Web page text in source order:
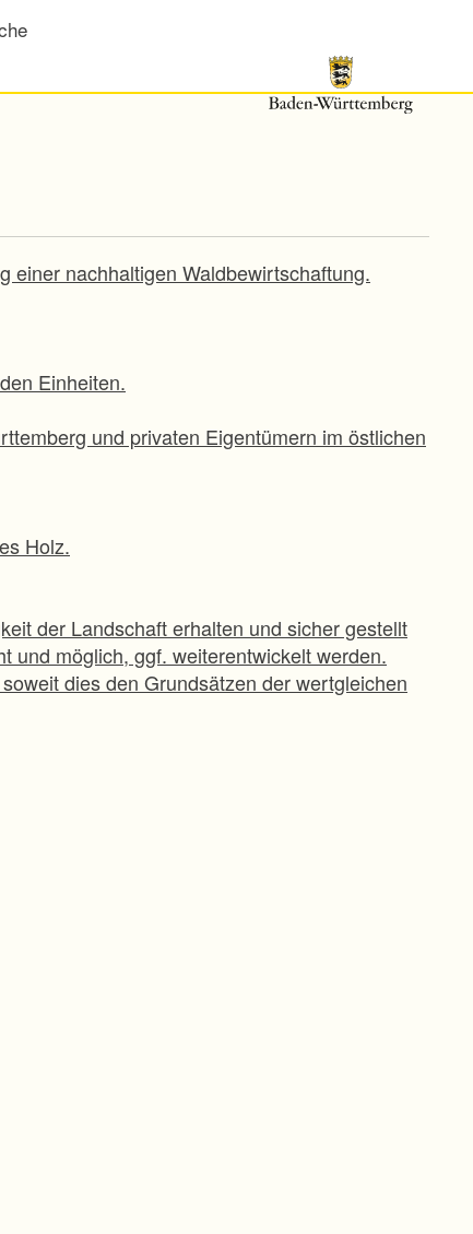
einer nachhaltigen Waldbewirtschaftung.
Einheiten.
und privaten Eigentümern im östlichen
Holz.
der Landschaft erhalten und sicher gestellt
und möglich, ggf. weiterentwickelt werden.
dies den Grundsätzen der wertgleichen